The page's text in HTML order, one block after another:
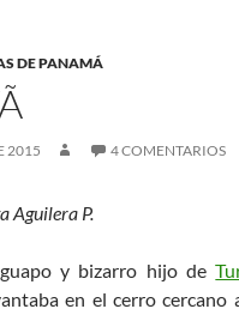
DE PANAMÁ
2015 4 COMENTARIOS
Aguilera P.
y bizarro hijo de
en el cerro